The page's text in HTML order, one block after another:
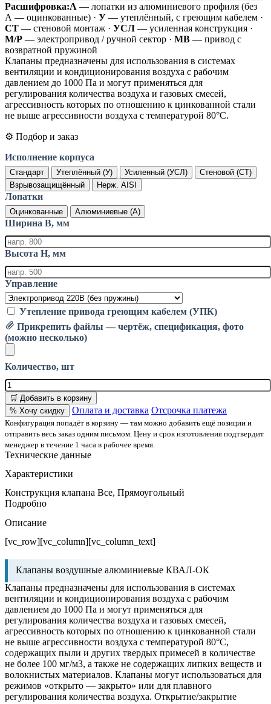
Расшифровка:А — лопатки из алюминиевого профиля (без
А — оцинкованные) · У — утеплённый, с греющим кабелем ·
СТ — стеновой монтаж · УСЛ — усиленная конструкция ·
М/Р — электропривод / ручной сектор · МВ — привод с
возвратной пружиной
Клапаны предназначены для использования в системах
вентиляции и кондиционирования воздуха с рабочим
давлением до 1000 Па и могут применяться для
регулирования количества воздуха и газовых смесей,
агрессивность которых по отношению к цинкованной стали
не выше агрессивности воздуха с температурой 80°С.
⚙️ Подбор и заказ
Исполнение корпуса
Стандарт Утеплённый (У) Усиленный (УСЛ)
Стеновой (СТ)
Взрывозащищённый
Нерж. AISI
Лопатки
Оцинкованные Алюминиевые (А)
Ширина B, мм
Высота H, мм
Управление
Утепление привода греющим кабелем (УПК)
Прикрепить файлы — чертёж, спецификация, фото
(можно несколько)
Количество, шт
🛒 Добавить в корзину
% Хочу скидку
Оплата и доставка Отсрочка платежа
Конфигурация попадёт в корзину — там можно добавить ещё позиции и
отправить весь заказ одним письмом. Цену и срок изготовления подтвердит
менеджер в течение 1 часа в рабочее время.
Технические данные
Характеристики
Конструкция клапана Все, Прямоугольный
Подробно
Описание
[vc_row][vc_column][vc_column_text]
Клапаны воздушные алюминиевые КВАЛ-ОК
Клапаны предназначены для использования в системах
вентиляции и кондиционирования воздуха с рабочим
давлением до 1000 Па и могут применяться для
регулирования количества воздуха и газовых смесей,
агрессивность которых по отношению к цинкованной стали
не выше агрессивности воздуха с температурой 80°С,
содержащих пыли и других твердых примесей в количестве
не более 100 мг/м3, а также не содержащих липких веществ и
волокнистых материалов. Клапаны могут использоваться для
режимов «открыто — закрыто» или для плавного
регулирования количества воздуха. Открытие/закрытие